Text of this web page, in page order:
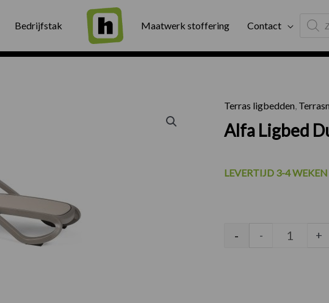
Bedrijfstak Maatwerk stoffering Contact
search
Gratis bezorging Binnen twee werkdagen geleverd
Terras ligbedden,
Alfa Ligbed
LEVERTIJD 3-4 WEKEN
Alfa
- - +